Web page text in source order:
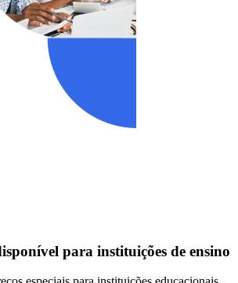
para instituições de ensino